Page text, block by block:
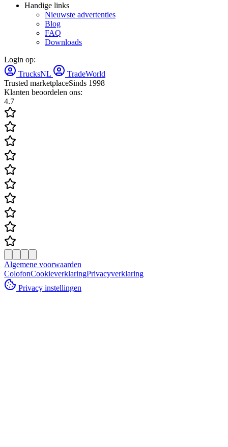
Handige links
Nieuwste advertenties
Blog
FAQ
Downloads
Login op:
TrucksNL
TradeWorld
Trusted marketplaceSinds 1998
Klanten beoordelen ons:
4.7
Algemene voorwaarden
ColofonCookieverklaringPrivacyverklaring
Privacy instellingen